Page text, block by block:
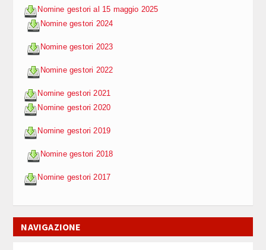
Nomine gestori al 15 maggio 2025
Nomine gestori 2024
Nomine gestori 2023
Nomine gestori 2022
Nomine gestori 2021
Nomine gestori 2020
Nomine gestori 2019
Nomine gestori 2018
Nomine gestori 2017
NAVIGAZIONE